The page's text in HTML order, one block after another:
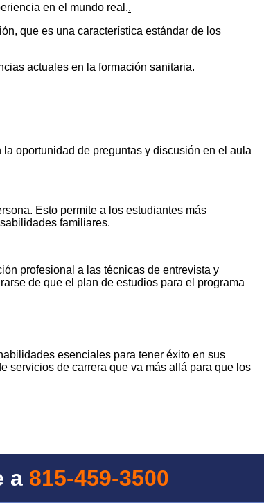
en el mundo real..
que es una característica estándar de los
actuales en la formación sanitaria.
oportunidad de preguntas y discusión en el aula
Esto permite a los estudiantes más
familiares.
profesional a las técnicas de entrevista y
de que el plan de estudios para el programa
esenciales para tener éxito en sus
servicios de carrera que va más allá para que los
a 815-459-3500